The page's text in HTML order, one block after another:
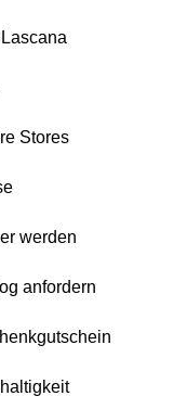
Stores
werden
anfordern